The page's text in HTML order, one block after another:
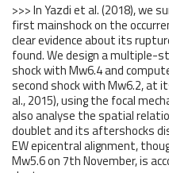
>>> In Yazdi et al. (2018), we
first mainshock on the
clear evidence about its
found. We design a multiple-
shock with Mw6.4 and
second shock with Mw6.2, at
al., 2015), using the focal
also analyse the spatial
doublet and its aftershocks
EW epicentral alignment,
Mw5.6 on 7th November, is